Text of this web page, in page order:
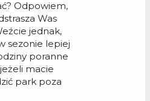
Odpowiem,
Was
jednak,
sezonie lepiej
poranne
macie
park poza